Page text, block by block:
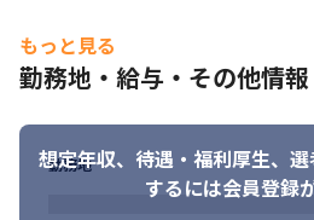
もっと見る
勤務地・給与・その他情報
想定年収、待遇・福利厚生、
するには会員登録
勤務地